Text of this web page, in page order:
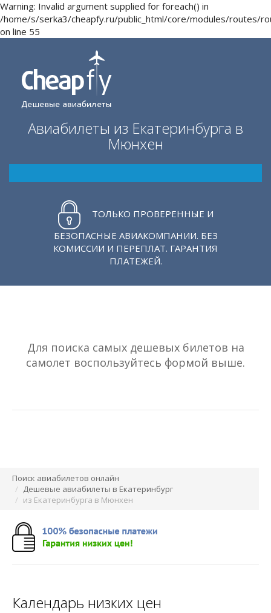
Warning: Invalid argument supplied for foreach() in
/home/s/serka3/cheapfy.ru/public_html/core/modules/routes/
on line 55
Авиабилеты из Екатеринбурга в
Мюнхен
ТОЛЬКО ПРОВЕРЕННЫЕ И
БЕЗОПАСНЫЕ АВИАКОМПАНИИ. БЕЗ
КОМИССИИ И ПЕРЕПЛАТ. ГАРАНТИЯ
ПЛАТЕЖЕЙ.
Для поиска самых дешевых билетов на
самолет воспользуйтесь формой выше.
Поиск авиабилетов онлайн
Дешевые авиабилеты в Екатеринбург
из Екатеринбурга в Мюнхен
Календарь низких цен